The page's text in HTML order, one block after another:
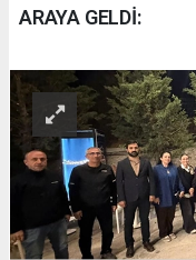
ARAYA GELDİ: